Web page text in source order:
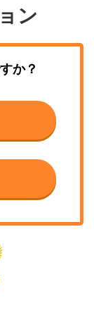
ン
か？